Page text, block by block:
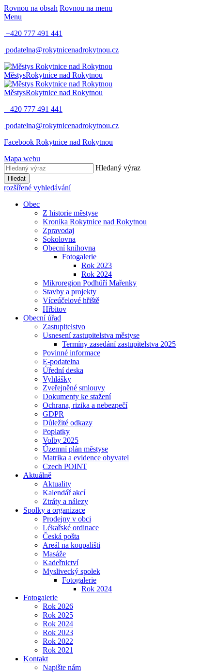
Rovnou na obsah Rovnou na menu
Menu
+420 777 491 441
podatelna@rokytnicenadrokytnou.cz
MěstysRokytnice nad Rokytnou
MěstysRokytnice nad Rokytnou
+420 777 491 441
podatelna@rokytnicenadrokytnou.cz
Facebook Rokytnice nad Rokytnou
Mapa webu
Hledaný výraz
Hledat
rozšířené vyhledávání
Obec
Z historie městyse
Kronika Rokytnice nad Rokytnou
Zpravodaj
Sokolovna
Obecní knihovna
Fotogalerie
Rok 2023
Rok 2024
Mikroregion Podhůří Mařenky
Stavby a projekty
Víceúčelové hřiště
Hřbitov
Obecní úřad
Zastupitelstvo
Usnesení zastupitelstva městyse
Termíny zasedání zastupitelstva 2025
Povinné informace
E-podatelna
Úřední deska
Vyhlášky
Zveřejněné smlouvy
Dokumenty ke stažení
Ochrana, rizika a nebezpečí
GDPR
Důležité odkazy
Poplatky
Volby 2025
Územní plán městyse
Matrika a evidence obyvatel
Czech POINT
Aktuálně
Aktuality
Kalendář akcí
Ztráty a nálezy
Spolky a organizace
Prodejny v obci
Lékařské ordinace
Česká pošta
Areál na koupališti
Masáže
Kadeřnictví
Myslivecký spolek
Fotogalerie
Rok 2024
Fotogalerie
Rok 2026
Rok 2025
Rok 2024
Rok 2023
Rok 2022
Rok 2021
Kontakt
Napište nám